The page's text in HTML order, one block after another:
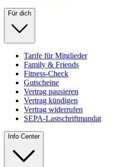
Für dich
Tarife für Mitglieder
Family & Friends
Fitness-Check
Gutscheine
Vertrag pausieren
Vertrag kündigen
Vertrag widerrufen
SEPA-Lastschriftmandat
Info Center